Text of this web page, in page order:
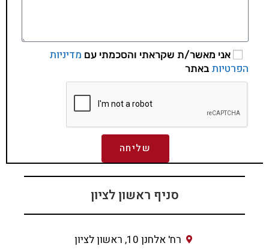
אני מאשר/ת שקראתי והסכמתי עם מדיניות
הפרטיות באתר
שליחה
סניף ראשון לציון
רח' אלחנן 10, ראשון לציון